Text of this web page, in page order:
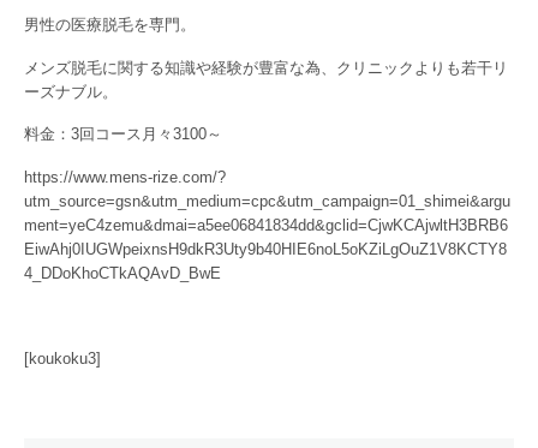
男性の医療脱毛を専門。
メンズ脱毛に関する知識や経験が豊富な為、クリニックよりも若干リ
ーズナブル。
料金：3回コース月々3100～
https://www.mens-rize.com/?
utm_source=gsn&utm_medium=cpc&utm_campaign=01_shimei&argu
ment=yeC4zemu&dmai=a5ee06841834dd&gclid=CjwKCAjwltH3BRB6
EiwAhj0IUGWpeixnsH9dkR3Uty9b40HIE6noL5oKZiLgOuZ1V8KCTY8
4_DDoKhoCTkAQAvD_BwE
[koukoku3]